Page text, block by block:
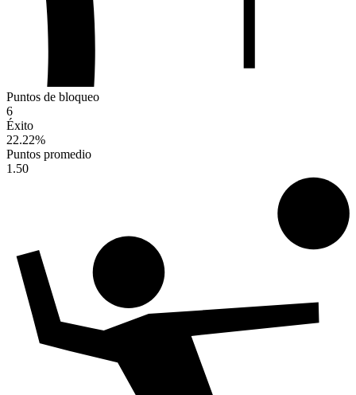
Puntos de bloqueo
6
Éxito
22.22%
Puntos promedio
1.50